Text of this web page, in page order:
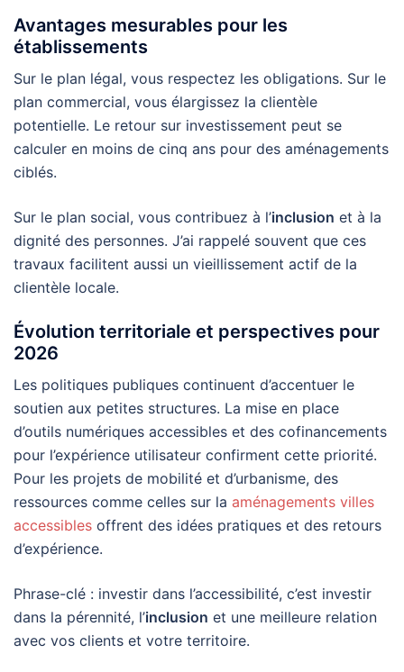
Avantages mesurables pour les
établissements
Sur le plan légal, vous respectez les obligations. Sur le
plan commercial, vous élargissez la clientèle
potentielle. Le retour sur investissement peut se
calculer en moins de cinq ans pour des aménagements
ciblés.
Sur le plan social, vous contribuez à l’inclusion et à la
dignité des personnes. J’ai rappelé souvent que ces
travaux facilitent aussi un vieillissement actif de la
clientèle locale.
Évolution territoriale et perspectives pour
2026
Les politiques publiques continuent d’accentuer le
soutien aux petites structures. La mise en place
d’outils numériques accessibles et des cofinancements
pour l’expérience utilisateur confirment cette priorité.
Pour les projets de mobilité et d’urbanisme, des
ressources comme celles sur la aménagements villes
accessibles offrent des idées pratiques et des retours
d’expérience.
Phrase-clé : investir dans l’accessibilité, c’est investir
dans la pérennité, l’inclusion et une meilleure relation
avec vos clients et votre territoire.